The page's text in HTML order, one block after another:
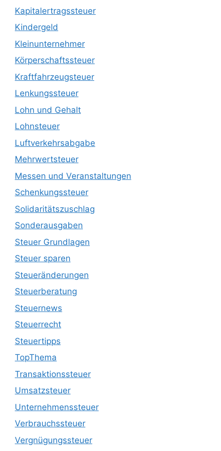
Kapitalertragssteuer
Kindergeld
Kleinunternehmer
Körperschaftssteuer
Kraftfahrzeugsteuer
Lenkungssteuer
Lohn und Gehalt
Lohnsteuer
Luftverkehrsabgabe
Mehrwertsteuer
Messen und Veranstaltungen
Schenkungssteuer
Solidaritätszuschlag
Sonderausgaben
Steuer Grundlagen
Steuer sparen
Steueränderungen
Steuerberatung
Steuernews
Steuerrecht
Steuertipps
TopThema
Transaktionssteuer
Umsatzsteuer
Unternehmenssteuer
Verbrauchssteuer
Vergnügungssteuer